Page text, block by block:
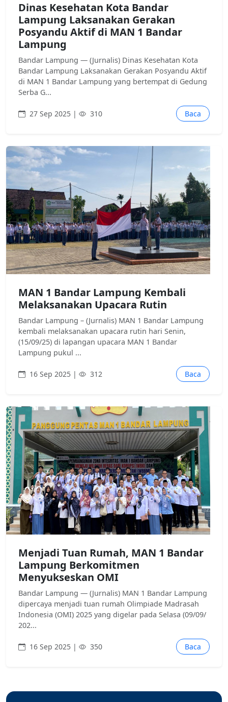
Dinas Kesehatan Kota Bandar
Lampung Laksanakan Gerakan
Posyandu Aktif di MAN 1 Bandar
Lampung
Bandar Lampung — (Jurnalis) Dinas Kesehatan Kota
Bandar Lampung Laksanakan Gerakan Posyandu Aktif
di MAN 1 Bandar Lampung yang bertempat di Gedung
Serba G...
27 Sep 2025 | 310 Baca
MAN 1 Bandar Lampung Kembali
Melaksanakan Upacara Rutin
Bandar Lampung – (Jurnalis) MAN 1 Bandar Lampung
kembali melaksanakan upacara rutin hari Senin,
(15/09/25) di lapangan upacara MAN 1 Bandar
Lampung pukul ...
16 Sep 2025 | 312 Baca
Menjadi Tuan Rumah, MAN 1 Bandar
Lampung Berkomitmen
Menyukseskan OMI
Bandar Lampung — (Jurnalis) MAN 1 Bandar Lampung
dipercaya menjadi tuan rumah Olimpiade Madrasah
Indonesia (OMI) 2025 yang digelar pada Selasa (09/09/
202...
16 Sep 2025 | 350 Baca